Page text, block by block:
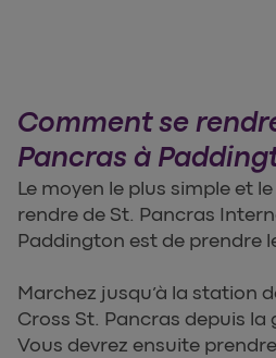
Comment se
Pancras à
Le moyen le plus simple et
rendre de St. Pancras
Paddington est de prendre
Marchez jusqu’à la station
Cross St. Pancras depuis la
Vous devrez ensuite